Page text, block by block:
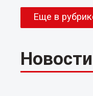
Еще в